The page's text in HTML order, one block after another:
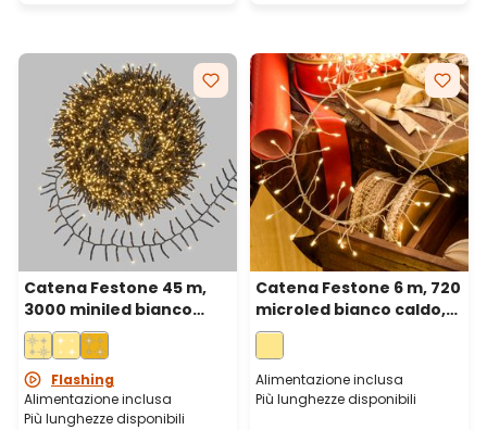
Catena Festone 45 m,
3000 miniled bianco
caldo, cavo verde
Flashing
Alimentazione inclusa
Più lunghezze disponibili
Catena Festone 6 m, 720
microled bianco caldo,
cavo metal argento
Alimentazione inclusa
Più lunghezze disponibili